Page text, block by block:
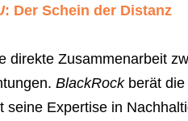
: Der Schein der Distanz
direkte Zusammenarbeit
BlackRockberät die
seine Expertise in